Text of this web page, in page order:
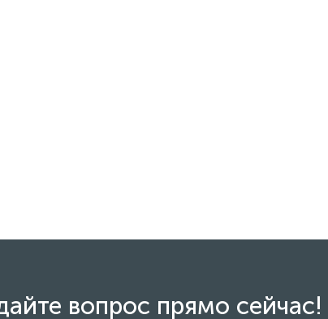
вопрос прямо сейчас!